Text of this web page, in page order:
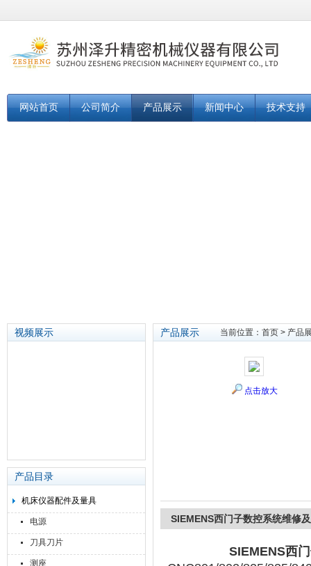
网站首页 公司简介 产品展示 新闻中心 技术支持
视频展示
产品目录
机床仪器配件及量具
电源
刀具刀片
测座
产品展示 当前位置： 首页 > 产品
点击放大
SIEMENS西门子数控系统维修
SIEMENS西